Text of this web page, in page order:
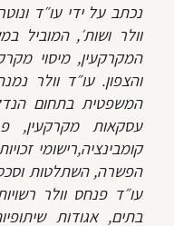
נכתב על ידי עו״ד
וולר ושות׳, המוביל
המקרקעין, מיסוי
והצפון. עו״ד וולר
המשפטית בתחום
עסקאות מקרקעין,
קומבינציה,רישומי
הפשרה, השתלטות ו
עו״ד פנחס וולר
בתים, אגודות